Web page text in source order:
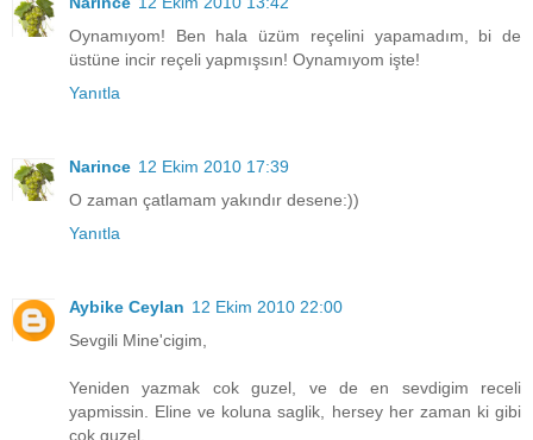
Oynamıyom! Ben hala üzüm reçelini yapamadım, bi de
üstüne incir reçeli yapmışsın! Oynamıyom işte!
Yanıtla
Narince 12 Ekim 2010 17:39
O zaman çatlamam yakındır desene:))
Yanıtla
Aybike Ceylan 12 Ekim 2010 22:00
Sevgili Mine'cigim,
Yeniden yazmak cok guzel, ve de en sevdigim receli
yapmissin. Eline ve koluna saglik, hersey her zaman ki gibi
cok guzel.